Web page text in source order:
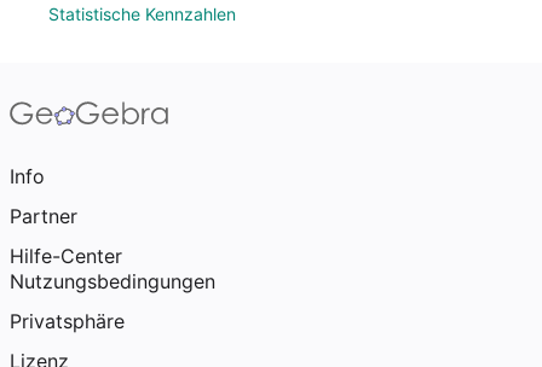
Statistische Kennzahlen
Info
Partner
Hilfe-Center
Nutzungsbedingungen
Privatsphäre
Lizenz